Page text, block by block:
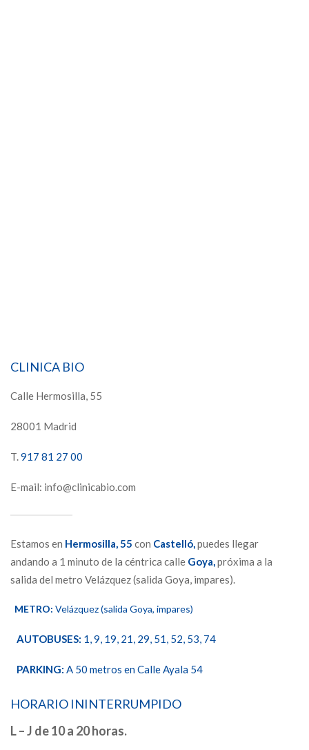
CLINICA BIO
Calle Hermosilla, 55
28001 Madrid
T.917 81 27 00
E-mail: info@clinicabio.com
Estamos en Hermosilla,55 con Castelló,puedes llegar
andando a 1 minuto de la céntrica calle Goya,próxima a la
salida del metro Velázquez (salida Goya, impares).
METRO: Velázquez (salida Goya, impares)
AUTOBUSES: 1, 9, 19, 21, 29, 51, 52, 53, 74
PARKING: A 50 metros en Calle Ayala 54
HORARIO ININTERRUMPIDO
L – J de 10 a 20 horas.